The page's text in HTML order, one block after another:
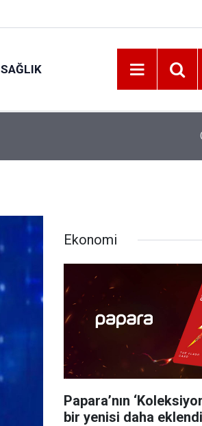
SAĞLIK
İzmir
Ekonomi
Papara’nın
bir yenisi daha eklendi